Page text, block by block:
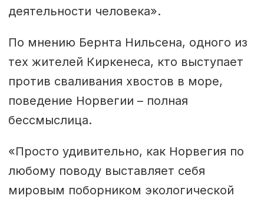
деятельности человека».
По мнению Бернта Нильсена, одного из
тех жителей Киркенеса, кто выступает
против сваливания хвостов в море,
поведение Норвегии – полная
бессмыслица.
«Просто удивительно, как Норвегия по
любому поводу выставляет себя
мировым поборником экологической